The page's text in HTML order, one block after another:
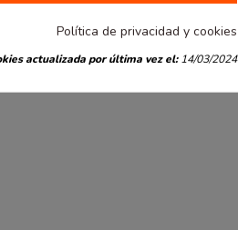
Política de privacidad y cookies
actualizada por última vez el:14/03/2024